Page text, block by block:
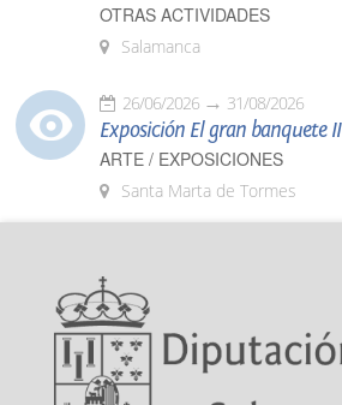
OTRAS ACTIVIDADES
Salamanca
26/06/2026 31/08/2026
Exposición El gran banquete II
ARTE / EXPOSICIONES
Santa Marta de Tormes